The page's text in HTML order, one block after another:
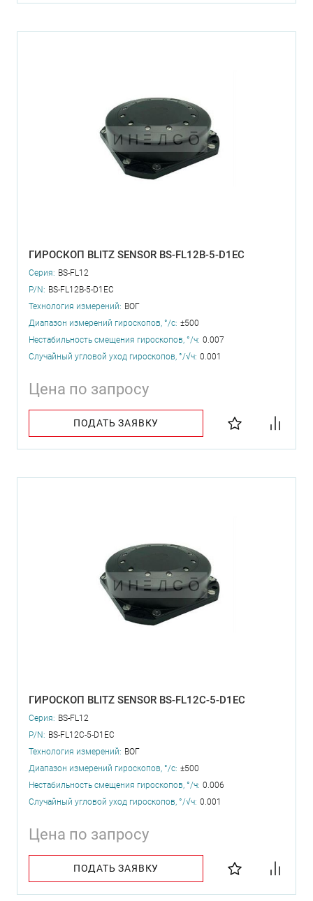
ГИРОСКОП BLITZ SENSOR BS-FL12B-5-D1EC
Серия: BS-FL12
P/N: BS-FL12B-5-D1EC
Технология измерений: ВОГ
Диапазон измерений гироскопов, °/с: ±500
Нестабильность смещения гироскопов, °/ч: 0.007
Случайный угловой уход гироскопов, °/√ч: 0.001
Цена по запросу
ПОДАТЬ ЗАЯВКУ
ГИРОСКОП BLITZ SENSOR BS-FL12C-5-D1EC
Серия: BS-FL12
P/N: BS-FL12C-5-D1EC
Технология измерений: ВОГ
Диапазон измерений гироскопов, °/с: ±500
Нестабильность смещения гироскопов, °/ч: 0.006
Случайный угловой уход гироскопов, °/√ч: 0.001
Цена по запросу
ПОДАТЬ ЗАЯВКУ